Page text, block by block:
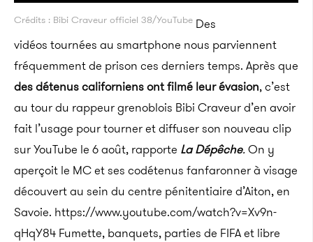
Crédits : Bibi Craveur officiel 38/YouTube Des
vidéos tournées au smartphone nous parviennent
fréquemment de prison ces derniers temps. Après que
des détenus californiens ont filmé leur évasion, c’est
au tour du rappeur grenoblois Bibi Craveur d’en avoir
fait l’usage pour tourner et diffuser son nouveau clip
sur YouTube le 6 août, rapporte La Dépêche.On y
aperçoit le MC et ses codétenus fanfaronner à visage
découvert au sein du centre pénitentiaire d’Aiton, en
Savoie. https://www.youtube.com/watch?v=Xv9n-
qHqY84 Fumette, banquets, parties de FIFA et libre